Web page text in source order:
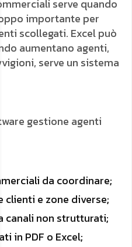
serve quando
importante per
scollegati. Excel può
aumentano agenti,
serve un sistema
gestione agenti
da coordinare;
clienti e zone diverse;
canali non strutturati;
in PDF o Excel;